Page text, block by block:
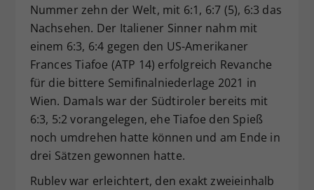
Nummer zehn der Welt, mit 6:1, 6:7 (5), 6:3 das
Nachsehen. Der Italiener Sinner nahm mit
einem 6:3, 6:4 gegen den US-Amerikaner
Frances Tiafoe (ATP 14) erfolgreich Revanche
für die bittere Semifinalniederlage 2021 in
Wien. Damals war der Südtiroler bereits mit
6:3, 5:2 vorangelegen, ehe Tiafoe den Spieß
noch umdrehen hatte können und am Ende in
drei Sätzen gewonnen hatte.
Rublev war erleichtert, den exakt zweieinhalb